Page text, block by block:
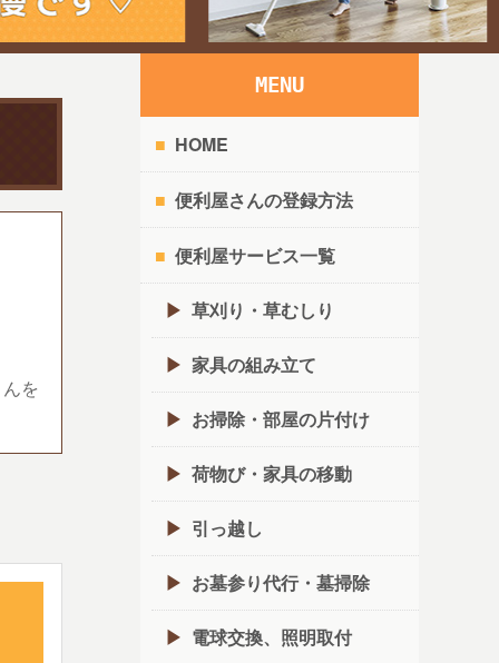
を
MENU
HOME
便利屋さんの登録方法
便利屋サービス一覧
草刈り・草むしり
家具の組み立て
お掃除・部屋の片付け
荷物び・家具の移動
引っ越し
お墓参り代行・墓掃除
電球交換、照明取付